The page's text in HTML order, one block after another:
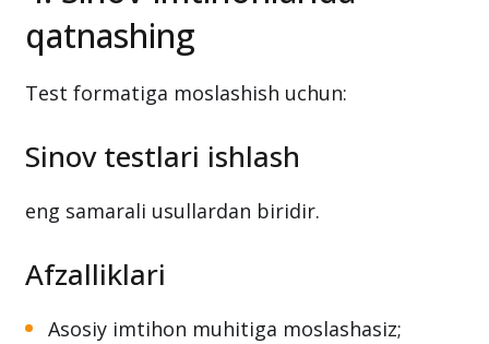
qatnashing
Test formatiga moslashish uchun:
Sinov testlari ishlash
eng samarali usullardan biridir.
Afzalliklari
Asosiy imtihon muhitiga moslashasiz;